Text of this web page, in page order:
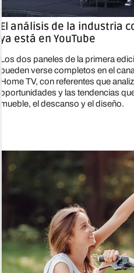
El análisis de la industria
ya está en YouTube
Los dos paneles de la primera
pueden verse completos en el
Home TV, con referentes que
oportunidades y las tendencias
mueble, el descanso y el diseño.